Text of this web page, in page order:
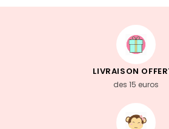
LIVRAISON
des 15 euros